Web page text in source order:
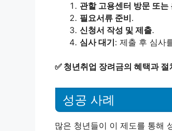
관할 고용센터 방문 또
필요서류 준비.
신청서 작성 및 제출.
심사 대기: 제출 후 심사
✅ 청년취업 장려금의 혜택과
성공 사례
많은 청년들이 이 제도를 통해